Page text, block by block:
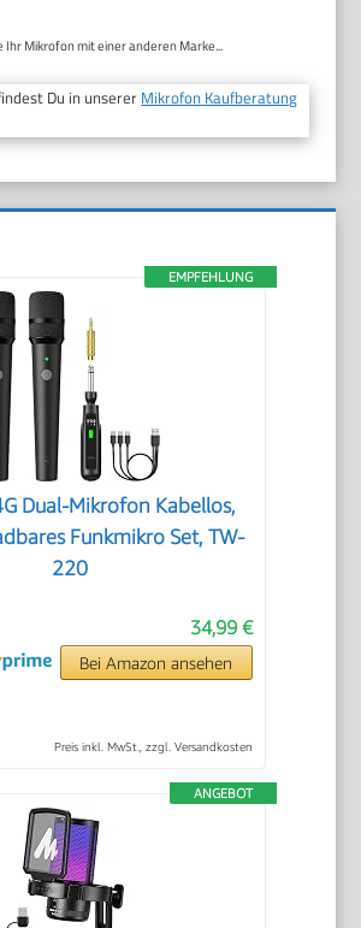
Ihr Mikrofon mit einer anderen Marke...
Du in unserer Mikrofon Kaufberatung
EMPFEHLUNG
Dual-Mikrofon Kabellos,
Funkmikro Set, TW-
220
34,99 €
Bei Amazon ansehen
Preis inkl. MwSt., zzgl. Versandkosten
ANGEBOT